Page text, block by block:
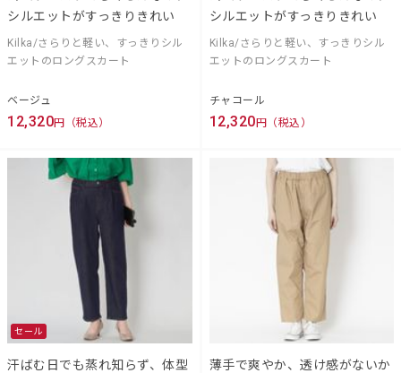
シルエットがすっきりきれい
Kilka/さらりと軽い、すっきりシル
エットのロングスカート
ベージュ
12,320円（税込）
シルエットがすっきりきれい
Kilka/さらりと軽い、すっきりシル
エットのロングスカート
チャコール
12,320 円（税込）
セール
汗ばむ日でも蒸れ知らず、体型
薄手で爽やか、透け感がないか